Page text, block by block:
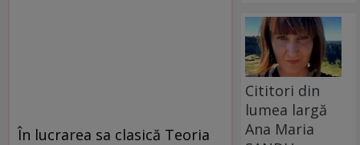
În lucrarea sa clasică Teoria
Cititori din
lumea largă
Ana Maria